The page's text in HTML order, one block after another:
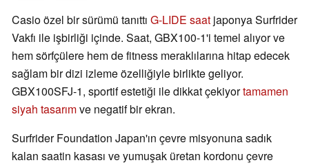
Casio özel bir sürümü tanıttı G-LIDE saat japonya Surfrider
Vakfı ile işbirliği içinde. Saat, GBX100-1'i temel alıyor ve
hem sörfçülere hem de fitness meraklılarına hitap edecek
sağlam bir dizi izleme özelliğiyle birlikte geliyor.
GBX100SFJ-1, sportif estetiği ile dikkat çekiyortamamen
siyah tasarımve negatif bir ekran.
Surfrider Foundation Japan'ın çevre misyonuna sadık
kalan saatin kasası ve yumuşak üretan kordonu çevre